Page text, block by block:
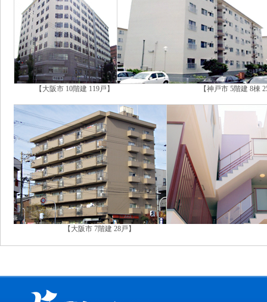
【大阪市 10階建 119戸】 【神戸市
【大阪市 7階建 28戸】 【兵庫